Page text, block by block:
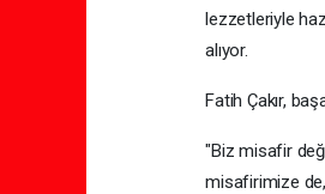
lezzetleriyle
alıyor.
Fatih Çakır,
"Biz misafir
misafirimize